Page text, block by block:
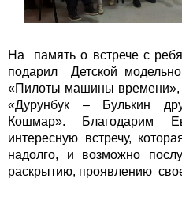
На память о встрече с
подарил Детской
«Пилоты машины
«Дурунбук – Булькин
Кошмар». Благодарим
интересную встречу,
надолго, и возможно
раскрытию, проявлению